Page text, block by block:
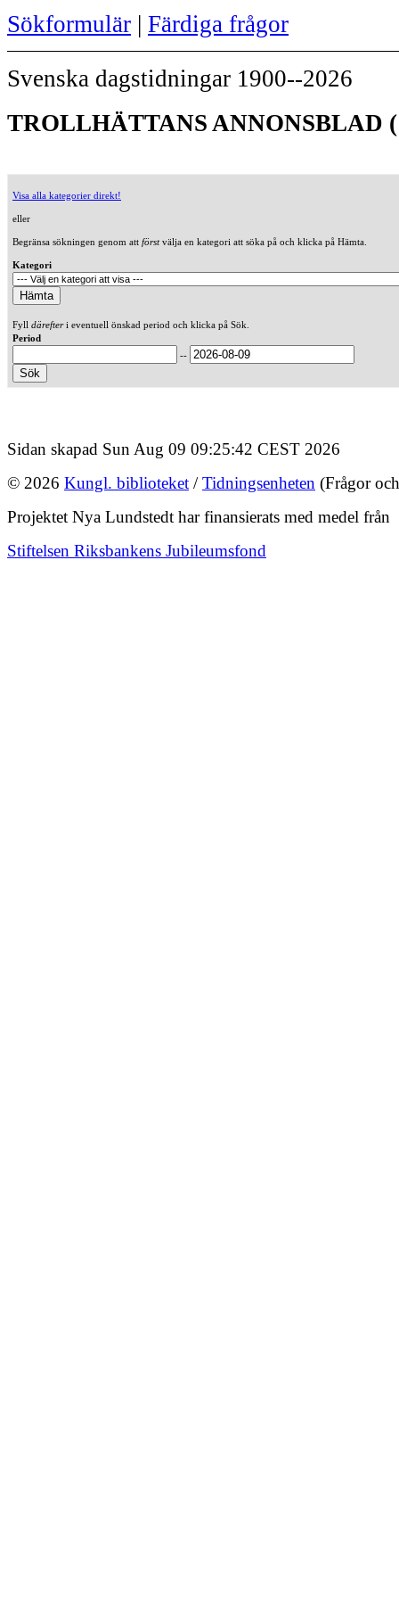
Sökformulär | Färdiga frågor
Svenska dagstidningar 1900--2026
TROLLHÄTTANS ANNONSBLAD
Visa alla kategorier direkt!
eller
Begränsa sökningen genom att förstvälja en kategori att söka på och klicka på Hämta.
Kategori
Fyll därefteri eventuell önskad period och klicka på Sök.
Period
--
Sidan skapad Sun Aug 09 09:25:42 CEST 2026
© 2026 Kungl. biblioteket /Tidningsenheten (Frågor
Projektet Nya Lundstedt har finansierats med medel från
Stiftelsen Riksbankens Jubileumsfond